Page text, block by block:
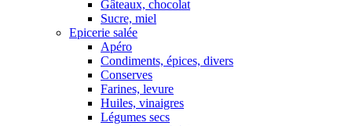
Gâteaux, chocolat
Sucre, miel
Epicerie salée
Apéro
Condiments, épices, divers
Conserves
Farines, levure
Huiles, vinaigres
Légumes secs